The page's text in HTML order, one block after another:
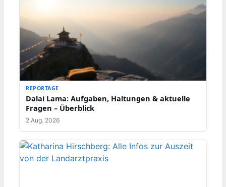
REPORTAGE
Dalai Lama: Aufgaben, Haltungen & aktuelle
Fragen – Überblick
2 Aug. 2026